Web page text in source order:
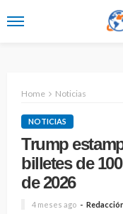
Home Noticias
NOTICIAS
Trump
billetes de
de 2026
4 meses ago